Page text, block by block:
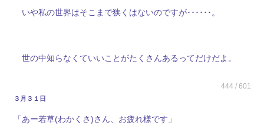
いや私の世界はそこまで狭くはないのですが･･････。
世の中知らなくていいことがたくさんあるってだけだよ。
444 / 601
３月３１日
「あー若草(わかくさ)さん、お疲れ様です」